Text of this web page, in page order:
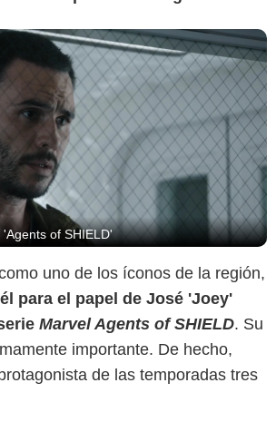
of SHIELD'
uno de los íconos de la región,
para el papel de José 'Joey'
Marvel Agents of SHIELD. Su
importante. De hecho,
de las temporadas tres